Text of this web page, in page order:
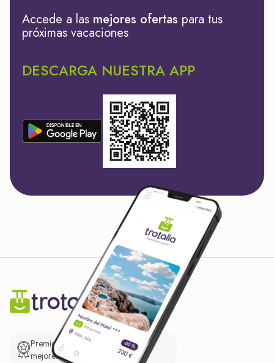
Accede a las mejores ofertas para tus
próximas vacaciones
DESCARGA NUESTRA APP
Premio de El Confidencial a las
mejores prácticas empresariales.